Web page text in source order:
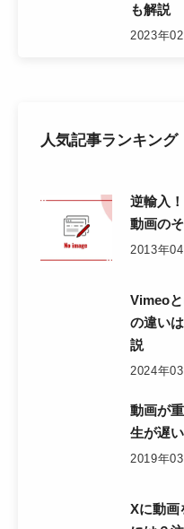
も解説
2023年
人気記事ランキング
逆輸入
動画の
2013年
Vimeo
の違い
説
2024年
動画が
生が遅
2019年
Xに動画